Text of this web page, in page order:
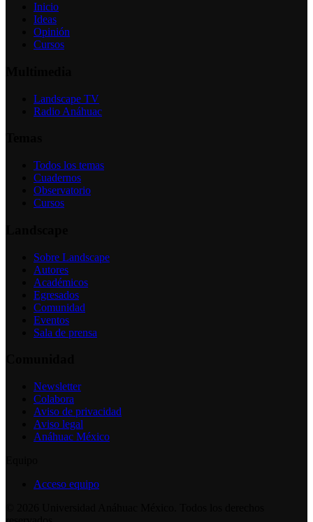
Inicio
Ideas
Opinión
Cursos
Landscape TV
Radio Anáhuac
Todos los temas
Cuadernos
Observatorio
Cursos
Sobre Landscape
Autores
Académicos
Egresados
Comunidad
Eventos
Sala de prensa
Newsletter
Colabora
Aviso de privacidad
Aviso legal
Anáhuac México
Acceso equipo